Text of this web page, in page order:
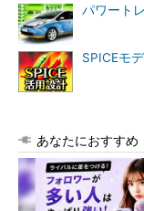
パワート
SPICEモ
あなたにおすすめ